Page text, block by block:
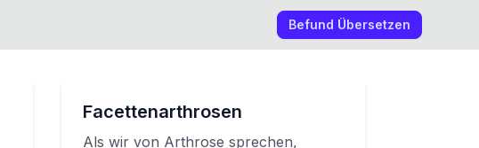
Befund Übersetzen
Facettenarthrosen
Als wir von Arthrose sprechen,